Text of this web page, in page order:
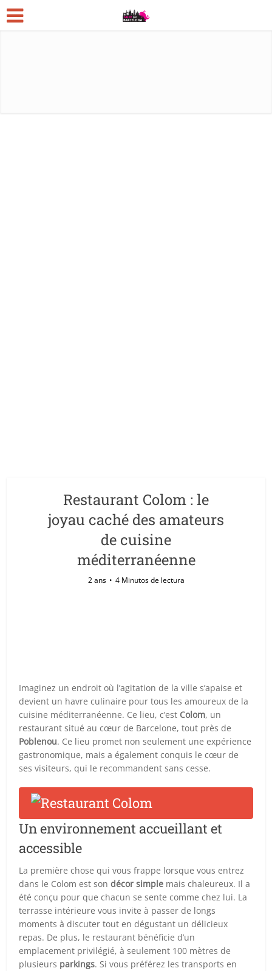
Restaurant Colom : le
joyau caché des amateurs
de cuisine
méditerranéenne
2 ans 4 Minutos de lectura
Imaginez un endroit où l’agitation de la ville s’apaise et
devient un havre culinaire pour tous les amoureux de la
cuisine méditerranéenne. Ce lieu, c’est Colom, un
restaurant situé au cœur de Barcelone, tout près de
Poblenou. Ce lieu promet non seulement une expérience
gastronomique, mais a également conquis le cœur de
ses visiteurs, qui le recommandent sans cesse.
Un environnement accueillant et
accessible
La première chose qui vous frappe lorsque vous entrez
dans le Colom est sondécor simple mais chaleureux. Il a
été conçu pour que chacun se sente comme chez lui. La
terrasse intérieure vous invite à passer de longs
moments à discuter tout en dégustant un délicieux
repas. De plus, le restaurant bénéficie d’un
emplacement privilégié, à seulement 100 mètres de
plusieurs parkings. Si vous préférez les transports en